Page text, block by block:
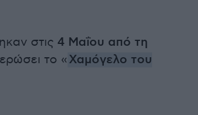
στις 4 Μαΐου από τη
το « Χαμόγελο του